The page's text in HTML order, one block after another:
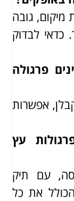
מיקום, גובה
כדאי לבדוק
פרגולה
אפשרות
עץ
עם תיק
את כל